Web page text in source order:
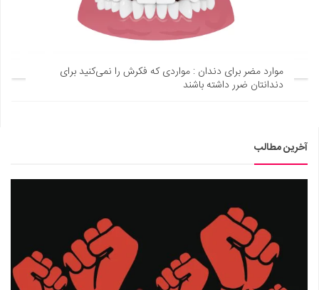
موارد مضر برای دندان : مواردی که فکرش را نمی‌کنید برای
دندانتان ضرر داشته باشند
آخرین مطالب